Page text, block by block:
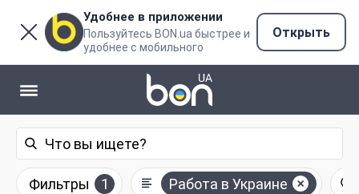
Удобнее в приложении
Пользуйтесь BON.ua быстрее и
удобнее с мобильного
Открыть
Фильтры 1 Работа в Украине